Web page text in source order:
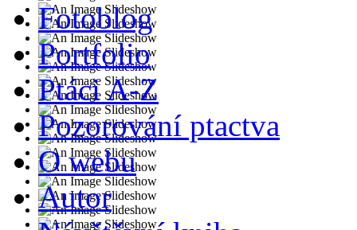
Fotoblog
Portfolio
Ptáci A-Z
Pozorování ptactva
O webu
Autor